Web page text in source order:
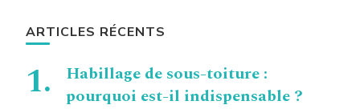
ARTICLES RÉCENTS
Habillage de sous-toiture :
pourquoi est-il indispensable ?